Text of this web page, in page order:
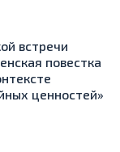
встречи
повестка
ценностей»